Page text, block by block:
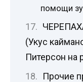
помощи
(Укус
Питерсон на
Прочие